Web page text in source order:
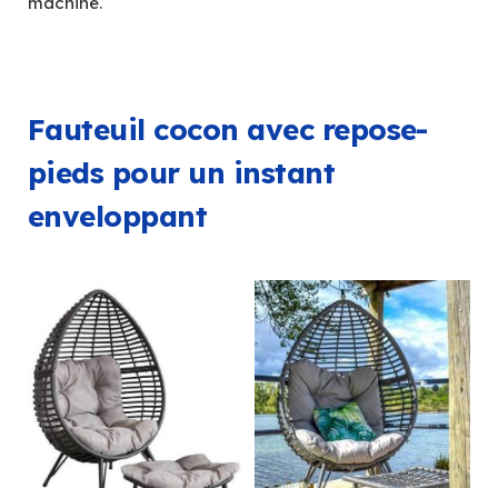
Fauteuil cocon avec repose-
pieds pour un instant
enveloppant